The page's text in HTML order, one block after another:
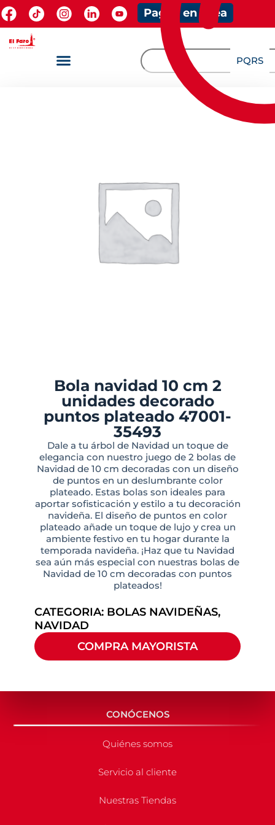
Pagos en línea
PQRS
Bola navidad 10 cm 2
unidades decorado
puntos plateado 47001-
35493
Dale a tu árbol de Navidad un toque de
elegancia con nuestro juego de 2 bolas de
Navidad de 10 cm decoradas con un diseño
de puntos en un deslumbrante color
plateado. Estas bolas son ideales para
aportar sofisticación y estilo a tu decoración
navideña. El diseño de puntos en color
plateado añade un toque de lujo y crea un
ambiente festivo en tu hogar durante la
temporada navideña. ¡Haz que tu Navidad
sea aún más especial con nuestras bolas de
Navidad de 10 cm decoradas con puntos
plateados!
CATEGORIA: BOLAS NAVIDEÑAS,
NAVIDAD
COMPRA MAYORISTA
CONÓCENOS
Quiénes somos
Servicio al cliente
Nuestras Tiendas